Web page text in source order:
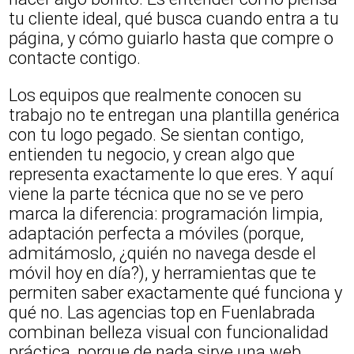
tu cliente ideal, qué busca cuando entra a tu
página, y cómo guiarlo hasta que compre o
contacte contigo.
Los equipos que realmente conocen su
trabajo no te entregan una plantilla genérica
con tu logo pegado. Se sientan contigo,
entienden tu negocio, y crean algo que
representa exactamente lo que eres. Y aquí
viene la parte técnica que no se ve pero
marca la diferencia: programación limpia,
adaptación perfecta a móviles (porque,
admitámoslo, ¿quién no navega desde el
móvil hoy en día?), y herramientas que te
permiten saber exactamente qué funciona y
qué no. Las agencias top en Fuenlabrada
combinan belleza visual con funcionalidad